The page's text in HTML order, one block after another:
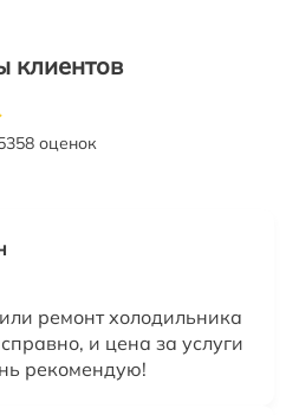
клиентов
оценок
ремонт холодильника
и цена за услуги
рекомендую!